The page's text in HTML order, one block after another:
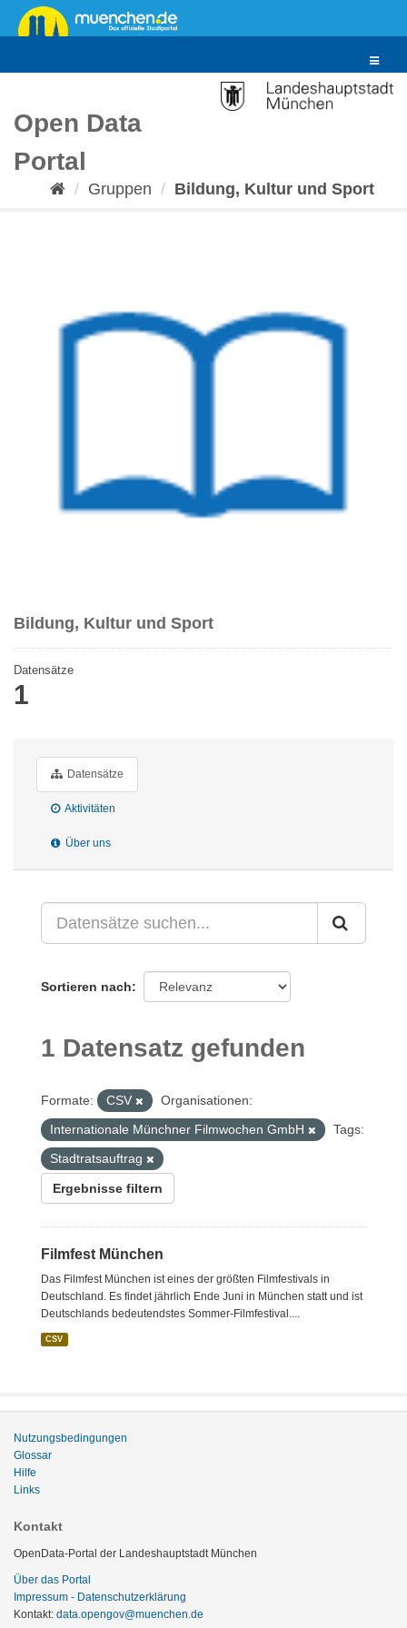
Überspringen
zum
Toggle
Open Data
Portal
Gruppen Bildung, Kultur und Sport
Bildung, Kultur und Sport
Datensätze
1
Datensätze
Aktivitäten
Über uns
Sortieren nach
1 Datensatz gefunden
Formate: CSV
Organisationen:
Internationale Münchner Filmwochen GmbH
Tags:
Stadtratsauftrag
Ergebnisse filtern
Filmfest München
Das Filmfest München ist eines der größten Filmfestivals in
Deutschland. Es findet jährlich Ende Juni in München statt und ist
Deutschlands bedeutendstes Sommer-Filmfestival....
CSV
Nutzungsbedingungen
Glossar
Hilfe
Links
Kontakt
OpenData-Portal der Landeshauptstadt München
Über das Portal
Impressum - Datenschutzerklärung
Kontakt: data.opengov@muenchen.de